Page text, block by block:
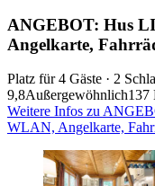
ANGEBOT: Hus
Angelkarte,
Platz für 4 Gäste · 2
9,8Außergewöhnlich137
Weitere Infos zu
WLAN, Angelkarte,